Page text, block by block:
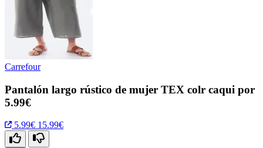
Carrefour
Pantalón largo rústico de mujer TEX colr caqui por
5.99€
5.99€ 15.99€